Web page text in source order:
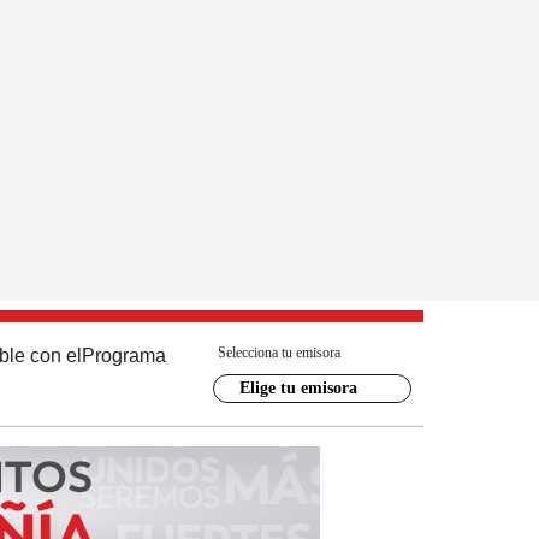
con el Programa Selecciona tu emisora
Elige tu emisora